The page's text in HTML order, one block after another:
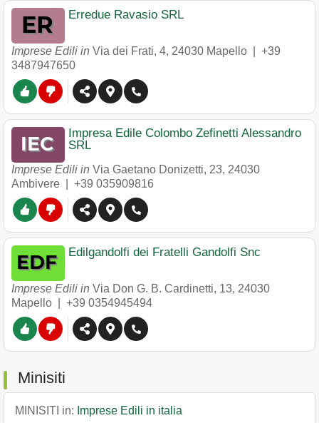
Erredue Ravasio SRL
Imprese Edili in Via dei Frati, 4, 24030 Mapello
+39
3487947650
Impresa Edile Colombo Zefinetti Alessandro
SRL
Imprese Edili in Via Gaetano Donizetti, 23, 24030
Ambivere
+39 035909816
Edilgandolfi dei Fratelli Gandolfi Snc
Imprese Edili in Via Don G. B. Cardinetti, 13, 24030
Mapello
+39 0354945494
Minisiti
MINISITI in: Imprese Edili in italia